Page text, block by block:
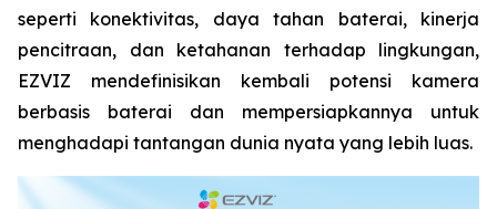
seperti konektivitas, daya tahan baterai, kinerja
pencitraan, dan ketahanan terhadap lingkungan,
EZVIZ mendefinisikan kembali potensi kamera
berbasis baterai dan mempersiapkannya untuk
menghadapi tantangan dunia nyata yang lebih luas.